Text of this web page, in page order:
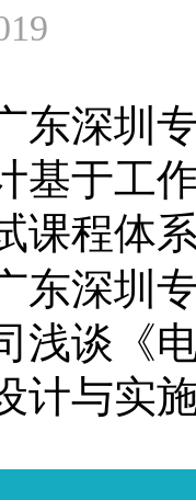
东深圳
基于工
课程体
东深圳
浅谈《
计与实